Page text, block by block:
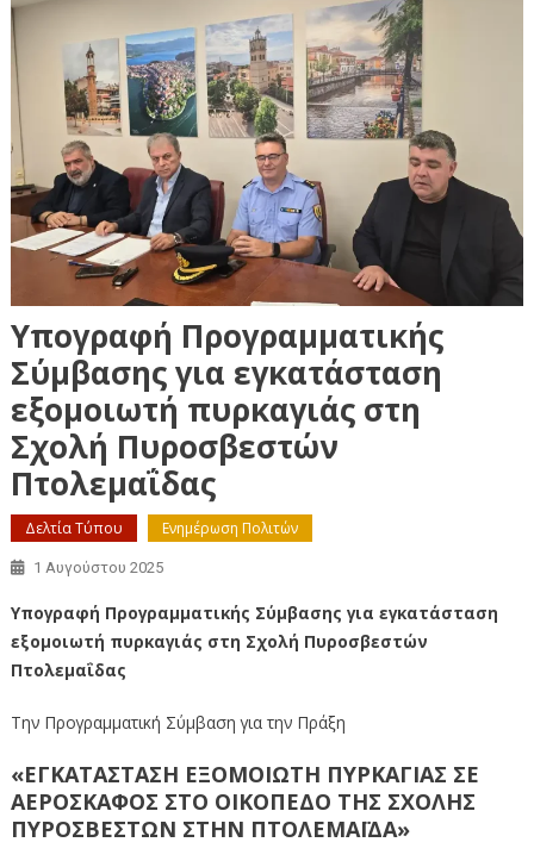
Υπογραφή Προγραμματικής
Σύμβασης για εγκατάσταση
εξομοιωτή πυρκαγιάς στη
Σχολή Πυροσβεστών
Πτολεμαΐδας
Δελτία Τύπου Ενημέρωση Πολιτών
1 Αυγούστου 2025
Υπογραφή Προγραμματικής Σύμβασης για εγκατάσταση
εξομοιωτή πυρκαγιάς στη Σχολή Πυροσβεστών
Πτολεμαΐδας
Την Προγραμματική Σύμβαση για την Πράξη
«ΕΓΚΑΤΑΣΤΑΣΗ ΕΞΟΜΟΙΩΤΗ ΠΥΡΚΑΓΙΑΣ ΣΕ
ΑΕΡΟΣΚΑΦΟΣ ΣΤΟ ΟΙΚΟΠΕΔΟ ΤΗΣ ΣΧΟΛΗΣ
ΠΥΡΟΣΒΕΣΤΩΝ ΣΤΗΝ ΠΤΟΛΕΜΑΪΔΑ»